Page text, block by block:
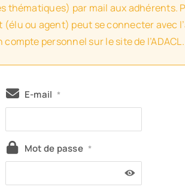
thématiques) par mail aux
ou agent) peut se connecter avec
personnel sur le site de l’ADACL.
E-mail *
Mot de passe *